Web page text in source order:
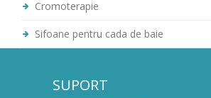
Cromoterapie
Sifoane pentru cada de baie
SUPORT